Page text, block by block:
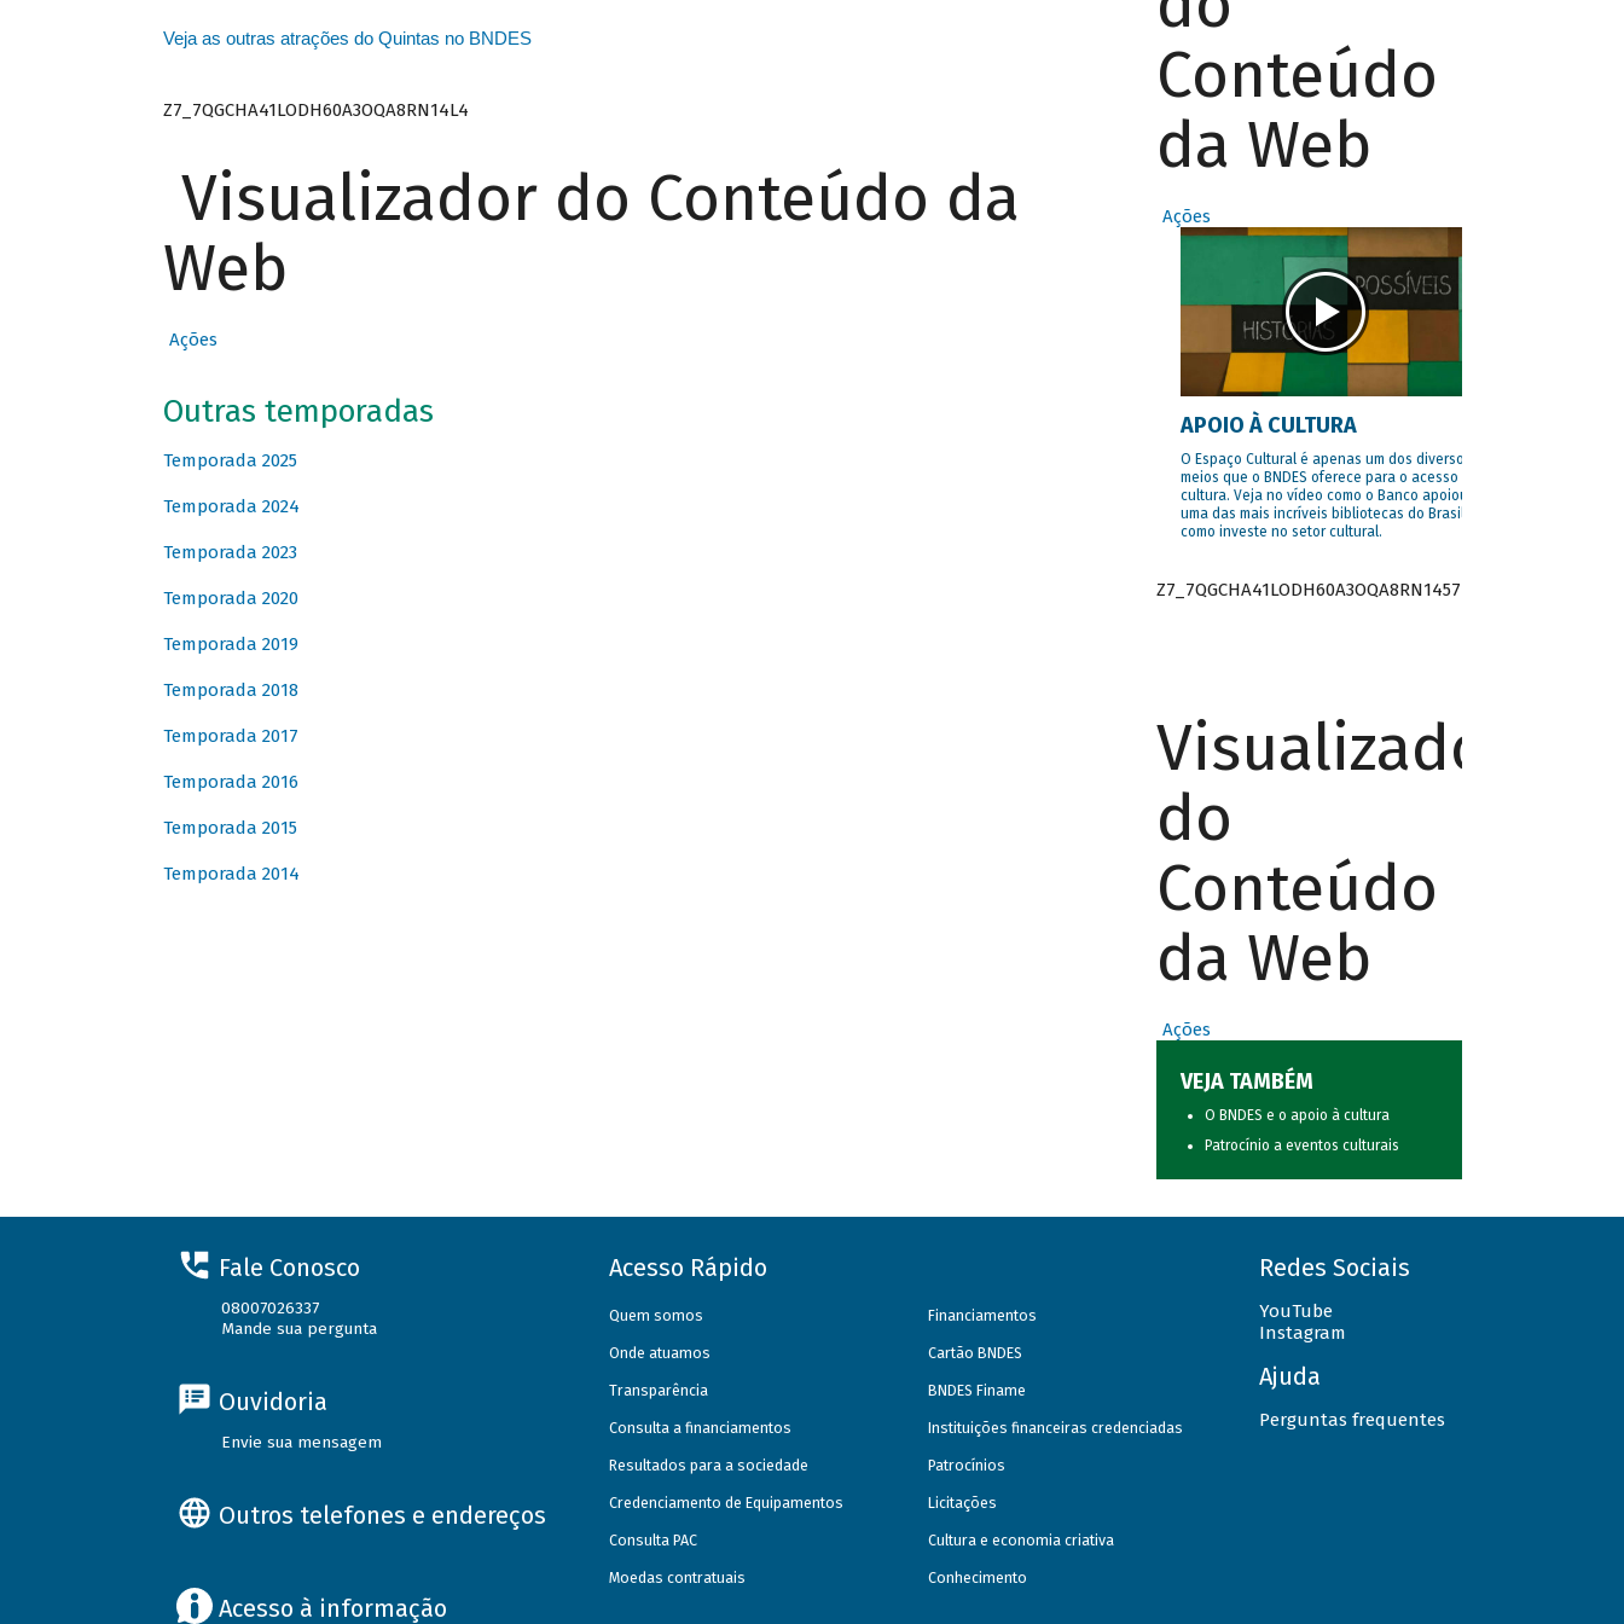
Veja as outras atrações do Quintas no BNDES
Z7_7QGCHA41LODH60A3OQA8RN14L4
Visualizador do Conteúdo da
Web
Ações
Outras temporadas
Temporada 2025
Temporada 2024
Temporada 2023
Temporada 2020
Temporada 2019
Temporada 2018
Temporada 2017
Temporada 2016
Temporada 2015
Temporada 2014
Conteúdo
da Web
Ações
APOIO À CULTURA
O Espaço Cultural é apenas um dos diversos
meios que o BNDES oferece para o acesso à
cultura. Veja no vídeo como o Banco apoiou
uma das mais incríveis bibliotecas do Brasil e
como investe no setor cultural.
Z7_7QGCHA41LODH60A3OQA8RN1457
Visualizador
do
Conteúdo
da Web
Ações
VEJA TAMBÉM
O BNDES e o apoio à cultura
Patrocínio a eventos culturais
Fale Conosco
08007026337
Mande sua pergunta
Ouvidoria
Envie sua mensagem
Outros telefones e endereços
Acesso à informação
Acesso Rápido
Quem somos
Onde atuamos
Transparência
Consulta a financiamentos
Resultados para a sociedade
Credenciamento de Equipamentos
Consulta PAC
Moedas contratuais
Financiamentos
Cartão BNDES
BNDES Finame
Instituições financeiras credenciadas
Patrocínios
Licitações
Cultura e economia criativa
Conhecimento
Redes Sociais
YouTube
Instagram
Ajuda
Perguntas frequentes